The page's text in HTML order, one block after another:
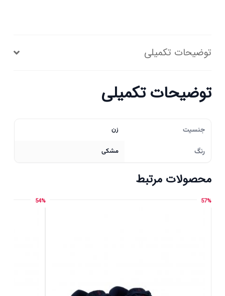
توضیحات تکمیلی
توضیحات تکمیلی
جنسیت زن
رنگ مشکی
محصولات مرتبط
57%
54%